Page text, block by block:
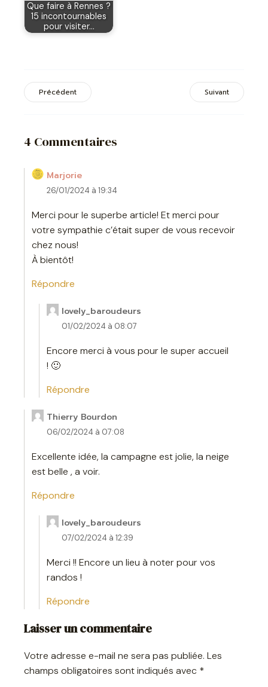
Que faire à Rennes ?
15 incontournables
pour visiter…
Précédent Suivant
4 Commentaires
Marjorie
26/01/2024 à 19:34
Merci pour le superbe article! Et merci pour
votre sympathie c’était super de vous recevoir
chez nous!
À bientôt!
Répondre
lovely_baroudeurs
01/02/2024 à 08:07
Encore merci à vous pour le super accueil
! 🙂
Répondre
Thierry Bourdon
06/02/2024 à 07:08
Excellente idée, la campagne est jolie, la neige
est belle , a voir.
Répondre
lovely_baroudeurs
07/02/2024 à 12:39
Merci !! Encore un lieu à noter pour vos
randos !
Répondre
Laisser un commentaire
Votre adresse e-mail ne sera pas publiée. Les
champs obligatoires sont indiqués avec *